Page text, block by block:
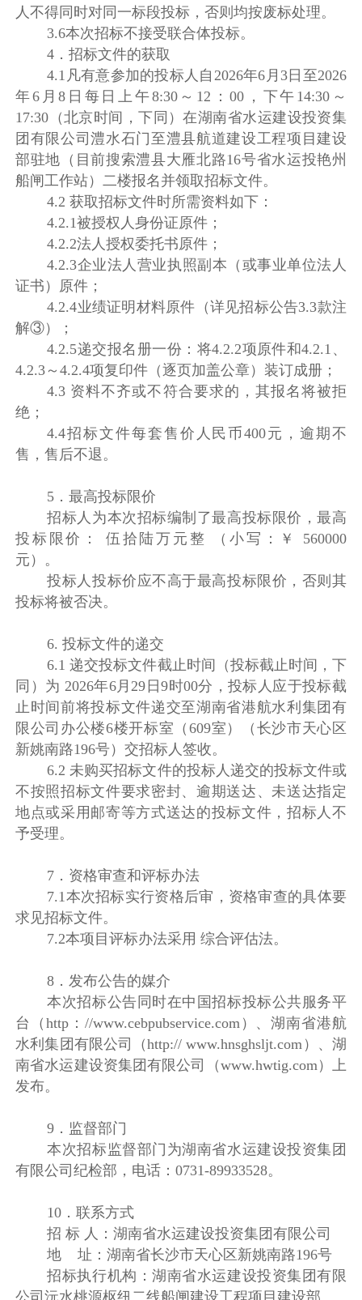
人不得同时对同一标段投标，否则均按废标处理。
3.6本次招标不接受联合体投标。
4．招标文件的获取
4.1凡有意参加的投标人自2026年6月3日至2026
年6月8日每日上午8:30～12：00，下午14:30～
17:30（北京时间，下同）在湖南省水运建设投资集
团有限公司澧水石门至澧县航道建设工程项目建设
部驻地（目前搜索澧县大雁北路16号省水运投艳州
船闸工作站）二楼报名并领取招标文件。
4.2 获取招标文件时所需资料如下：
4.2.1被授权人身份证原件；
4.2.2法人授权委托书原件；
4.2.3企业法人营业执照副本（或事业单位法人
证书）原件；
4.2.4业绩证明材料原件（详见招标公告3.3款注
解③）；
4.2.5递交报名册一份：将4.2.2项原件和4.2.1、
4.2.3～4.2.4项复印件（逐页加盖公章）装订成册；
4.3 资料不齐或不符合要求的，其报名将被拒
绝；
4.4招标文件每套售价人民币400元，逾期不
售，售后不退。
5．最高投标限价
招标人为本次招标编制了最高投标限价，最高
投标限价： 伍拾陆万元整 （小写：￥ 560000
元）。
投标人投标价应不高于最高投标限价，否则其
投标将被否决。
6. 投标文件的递交
6.1 递交投标文件截止时间（投标截止时间，下
同）为 2026年6月29日9时00分，投标人应于投标截
止时间前将投标文件递交至湖南省港航水利集团有
限公司办公楼6楼开标室（609室）（长沙市天心区
新姚南路196号）交招标人签收。
6.2 未购买招标文件的投标人递交的投标文件或
不按照招标文件要求密封、逾期送达、未送达指定
地点或采用邮寄等方式送达的投标文件，招标人不
予受理。
7．资格审查和评标办法
7.1本次招标实行资格后审，资格审查的具体要
求见招标文件。
7.2本项目评标办法采用 综合评估法。
8．发布公告的媒介
本次招标公告同时在中国招标投标公共服务平
台（http：//www.cebpubservice.com）、湖南省港航
水利集团有限公司（http:// www.hnsghsljt.com）、湖
南省水运建设资集团有限公司（www.hwtig.com）上
发布。
9．监督部门
本次招标监督部门为湖南省水运建设投资集团
有限公司纪检部，电话：0731-89933528。
10．联系方式
招 标 人：湖南省水运建设投资集团有限公司
地 址：湖南省长沙市天心区新姚南路196号
招标执行机构：湖南省水运建设投资集团有限
公司沅水桃源枢纽二线船闸建设工程项目建设部